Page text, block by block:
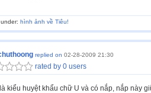
hình ảnh về Tiêu!
replied on 02-28-2009 21:30
rated by 0 users
kiểu huyệt khẩu chữ U và có nắp, nắp này